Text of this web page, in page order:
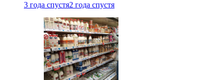
3 года спустя2 года спустя